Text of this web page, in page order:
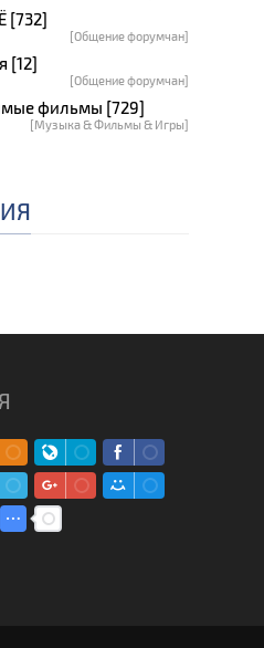
[732]
[Общение форумчан]
[12]
[Общение форумчан]
фильмы [729]
[Музыка & Фильмы & Игры]